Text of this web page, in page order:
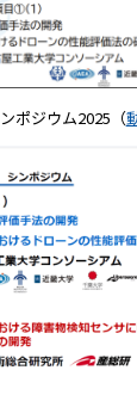
ポジウム2025（